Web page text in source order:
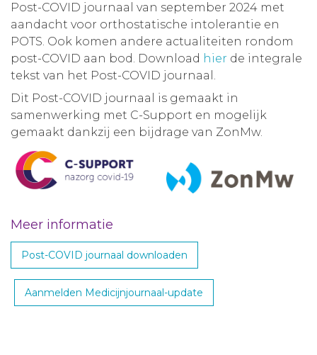
Post-COVID journaal van september 2024 met
aandacht voor orthostatische intolerantie en
POTS. Ook komen andere actualiteiten rondom
post-COVID aan bod. Download hier de integrale
tekst van het Post-COVID journaal.
Dit Post-COVID journaal is gemaakt in
samenwerking met C-Support en mogelijk
gemaakt dankzij een bijdrage van ZonMw.
Meer informatie
Post-COVID journaal downloaden
Aanmelden Medicijnjournaal-update